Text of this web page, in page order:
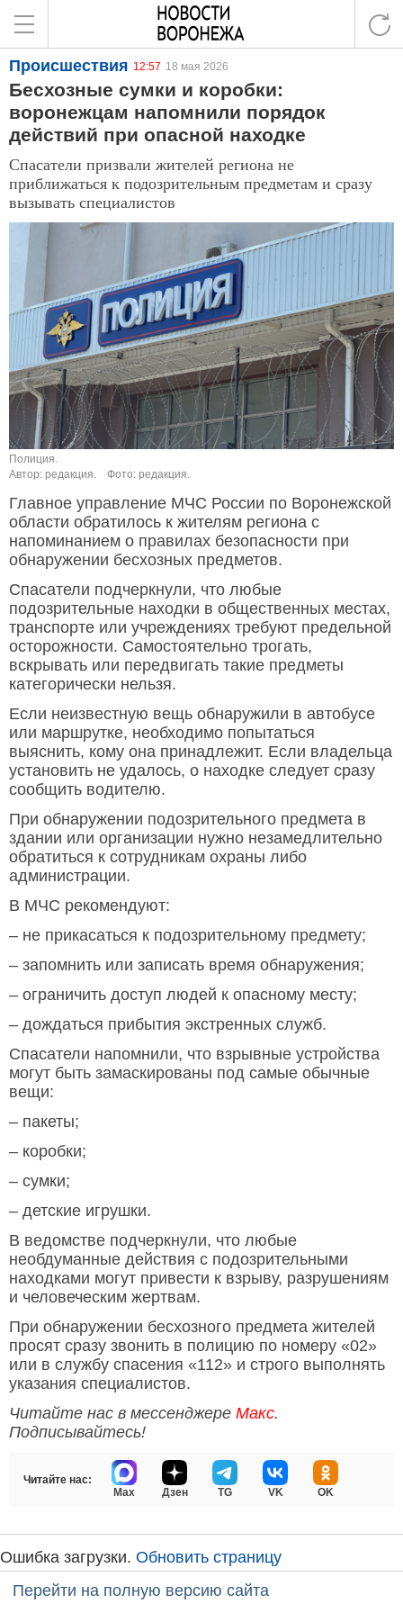
Происшествия 12:57 18 мая 2026
Бесхозные сумки и коробки:
воронежцам напомнили порядок
действий при опасной находке
Спасатели призвали жителей региона не
приближаться к подозрительным предметам и сразу
вызывать специалистов
Полиция.
Автор: редакция.
Фото: редакция.
Главное управление МЧС России по Воронежской
области обратилось к жителям региона с
напоминанием о правилах безопасности при
обнаружении бесхозных предметов.
Спасатели подчеркнули, что любые
подозрительные находки в общественных местах,
транспорте или учреждениях требуют предельной
осторожности. Самостоятельно трогать,
вскрывать или передвигать такие предметы
категорически нельзя.
Если неизвестную вещь обнаружили в автобусе
или маршрутке, необходимо попытаться
выяснить, кому она принадлежит. Если владельца
установить не удалось, о находке следует сразу
сообщить водителю.
При обнаружении подозрительного предмета в
здании или организации нужно незамедлительно
обратиться к сотрудникам охраны либо
администрации.
В МЧС рекомендуют:
– не прикасаться к подозрительному предмету;
– запомнить или записать время обнаружения;
– ограничить доступ людей к опасному месту;
– дождаться прибытия экстренных служб.
Спасатели напомнили, что взрывные устройства
могут быть замаскированы под самые обычные
вещи:
– пакеты;
– коробки;
– сумки;
– детские игрушки.
В ведомстве подчеркнули, что любые
необдуманные действия с подозрительными
находками могут привести к взрыву, разрушениям
и человеческим жертвам.
При обнаружении бесхозного предмета жителей
просят сразу звонить в полицию по номеру «02»
или в службу спасения «112» и строго выполнять
указания специалистов.
Читайте нас в мессенджере Макс.
Подписывайтесь!
Читайте нас:
Max
Дзен TG VK OK
Ошибка загрузки. Обновить страницу
Перейти на полную версию сайта